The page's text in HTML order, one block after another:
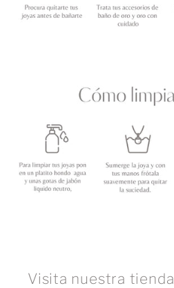
Visita nuestra tienda